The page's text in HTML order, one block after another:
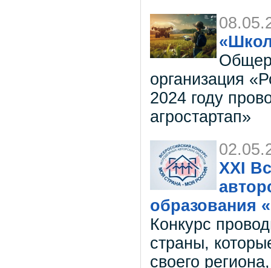
организация
2024 году
агростартап»
XХI
образования
Конкурс
страны,
своего